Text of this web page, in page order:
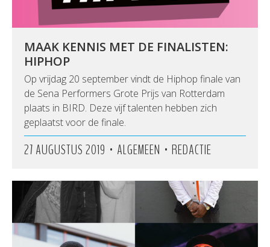
MAAK KENNIS MET DE FINALISTEN:
HIPHOP
Op vrijdag 20 september vindt de Hiphop finale van
de Sena Performers Grote Prijs van Rotterdam
plaats in BIRD. Deze vijf talenten hebben zich
geplaatst voor de finale.
27 AUGUSTUS 2019 • ALGEMEEN • REDACTIE